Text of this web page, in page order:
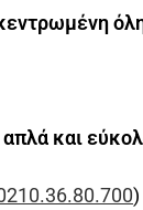
και
)